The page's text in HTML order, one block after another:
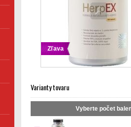
Zľava
Varianty tovaru
Vyberte počet